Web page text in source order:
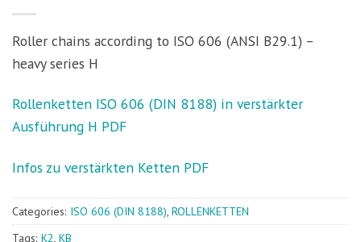
Roller chains according to ISO 606 (ANSI B29.1) –
heavy series H
Rollenketten ISO 606 (DIN 8188) in verstärkter
Ausführung H PDF
Infos zu verstärkten Ketten PDF
Categories: ISO 606 (DIN 8188), ROLLENKETTEN
Tags: K2, KB